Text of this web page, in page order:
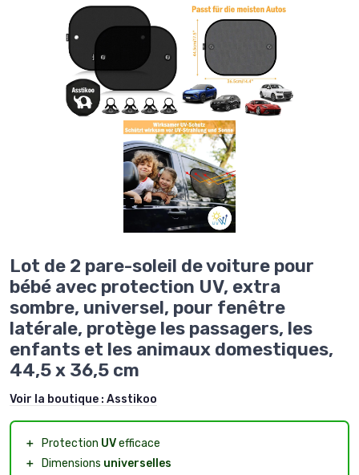
Lot de 2 pare-soleil de voiture pour
bébé avec protection UV, extra
sombre, universel, pour fenêtre
latérale, protège les passagers, les
enfants et les animaux domestiques,
44,5 x 36,5 cm
Voir la boutique : Asstikoo
＋ Protection UVefficace
＋
Dimensions universelles